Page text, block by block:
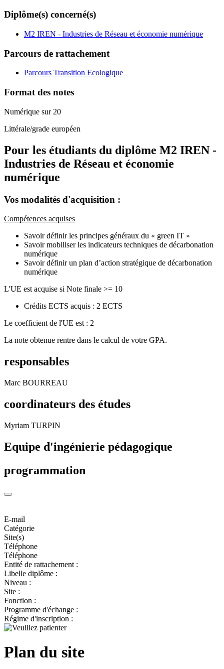
Diplôme(s) concerné(s)
M2 IREN - Industries de Réseau et économie numérique
Parcours de rattachement
Parcours Transition Ecologique
Format des notes
Numérique sur 20
Littérale/grade européen
Pour les étudiants du diplôme M2 IREN -
Industries de Réseau et économie
numérique
Vos modalités d'acquisition :
Compétences acquises
Savoir définir les principes généraux du « green IT »
Savoir mobiliser les indicateurs techniques de décarbonation
numérique
Savoir définir un plan d’action stratégique de décarbonation
numérique
L'UE est acquise si Note finale >= 10
Crédits ECTS acquis : 2 ECTS
Le coefficient de l'UE est : 2
La note obtenue rentre dans le calcul de votre GPA.
responsables
Marc BOURREAU
coordinateurs des études
Myriam TURPIN
Equipe d'ingénierie pédagogique
programmation
E-mail
Catégorie
Site(s)
Téléphone
Téléphone
Entité de rattachement :
Libelle diplôme :
Niveau :
Site :
Fonction :
Programme d'échange :
Régime d'inscription :
Plan du site